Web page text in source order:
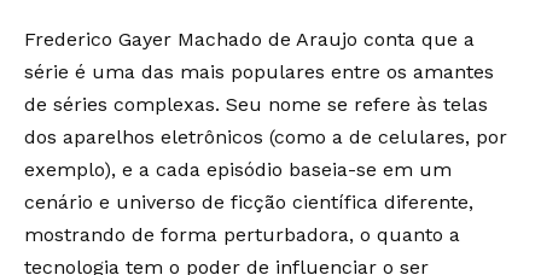
Frederico Gayer Machado de Araujo conta que a
série é uma das mais populares entre os amantes
de séries complexas. Seu nome se refere às telas
dos aparelhos eletrônicos (como a de celulares, por
exemplo), e a cada episódio baseia-se em um
cenário e universo de ficção científica diferente,
mostrando de forma perturbadora, o quanto a
tecnologia tem o poder de influenciar o ser